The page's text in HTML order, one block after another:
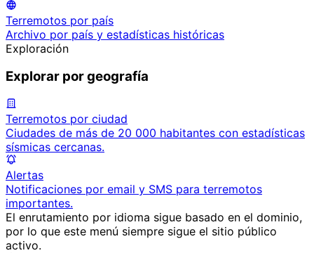
Terremotos por país
Archivo por país y estadísticas históricas
Exploración
Explorar por geografía
Terremotos por ciudad
Ciudades de más de 20 000 habitantes con estadísticas
sísmicas cercanas.
Alertas
Notificaciones por email y SMS para terremotos
importantes.
El enrutamiento por idioma sigue basado en el dominio,
por lo que este menú siempre sigue el sitio público
activo.